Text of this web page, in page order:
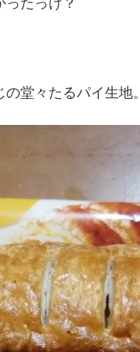
堂々たるパイ生地。